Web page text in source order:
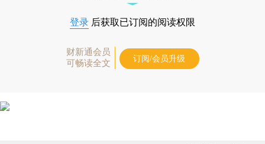
登录 后获取已订阅的阅读权限
财新通会员
可畅读全文
订阅/会员升级